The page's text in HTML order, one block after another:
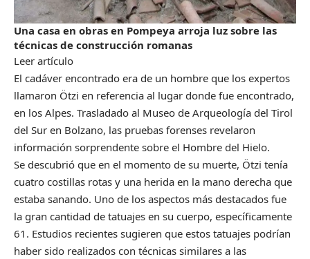
Una casa en obras en Pompeya arroja luz sobre las
técnicas de construcción romanas
Leer artículo
El cadáver encontrado era de un hombre que los expertos
llamaron Ötzi en referencia al lugar donde fue encontrado,
en los Alpes. Trasladado al Museo de Arqueología del Tirol
del Sur en Bolzano, las pruebas forenses revelaron
información sorprendente sobre el Hombre del Hielo.
Se descubrió que en el momento de su muerte, Ötzi tenía
cuatro costillas rotas y una herida en la mano derecha que
estaba sanando. Uno de los aspectos más destacados fue
la gran cantidad de tatuajes en su cuerpo, específicamente
61. Estudios recientes sugieren que estos tatuajes podrían
haber sido realizados con técnicas similares a las